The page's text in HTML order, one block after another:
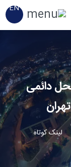
EN
دائمی
لینک کوتاه